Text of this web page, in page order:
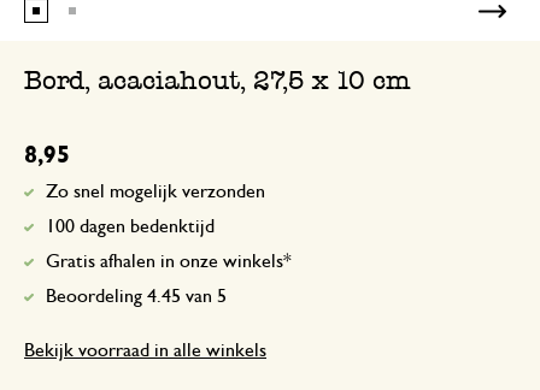
Bord, acaciahout, 27,5 x 10 cm
8,95
Zo snel mogelijk verzonden
100 dagen bedenktijd
Gratis afhalen in onze winkels*
Beoordeling 4.45 van 5
Bekijk voorraad in alle winkels